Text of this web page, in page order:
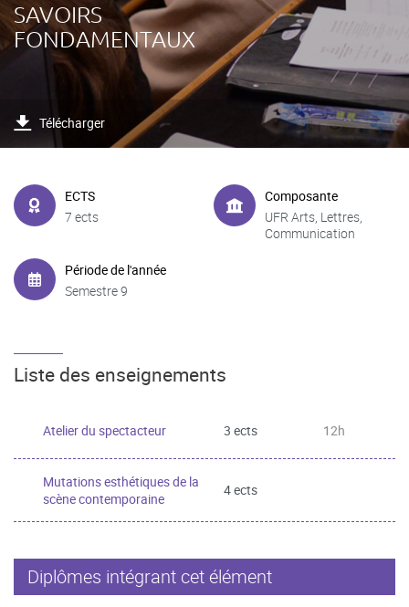
SAVOIRS
FONDAMENTAUX
Télécharger
ECTS
7 ects
Composante
UFR Arts, Lettres,
Communication
Période de l'année
Semestre 9
Liste des enseignements
Atelier du spectacteur 3 ects 12h
Mutations esthétiques de la
scène contemporaine
4 ects
Diplômes intégrant cet élément